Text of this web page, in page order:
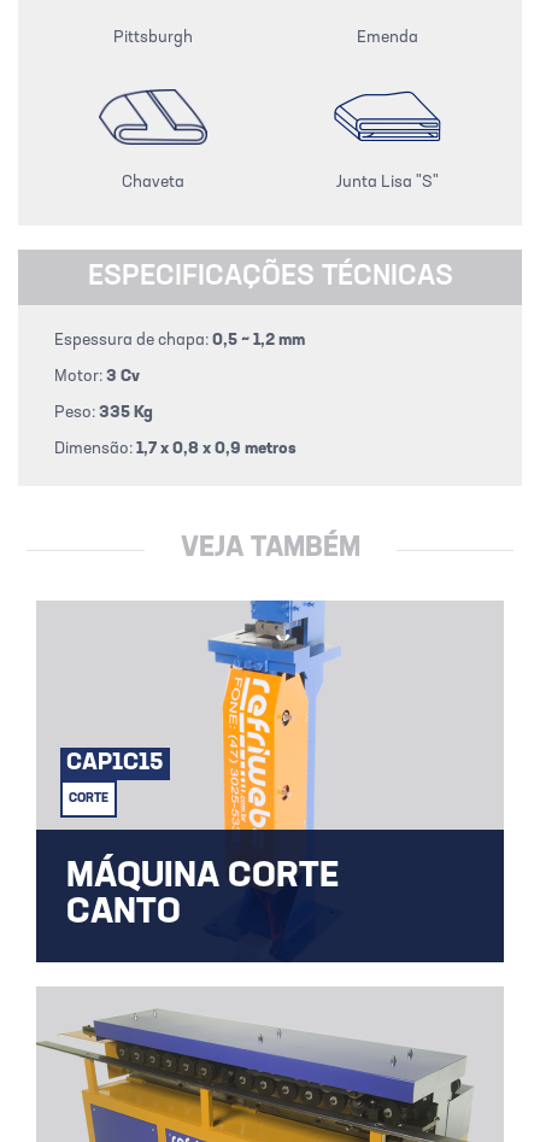
Pittsburgh Emenda
Chaveta Junta Lisa "S"
ESPECIFICAÇÕES TÉCNICAS
Espessura de chapa: 0,5 ~ 1,2 mm
Motor: 3 Cv
Peso: 335 Kg
Dimensão: 1,7 x 0,8 x 0,9 metros
VEJA TAMBÉM
CAP1C15
CORTE
MÁQUINA CORTE
CANTO